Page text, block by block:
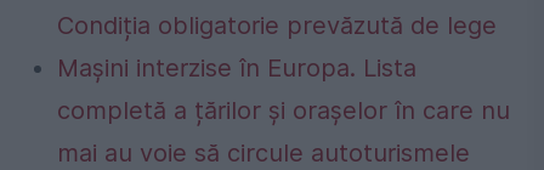
Condiția obligatorie prevăzută de lege
Mașini interzise în Europa. Lista
completă a țărilor și orașelor în care nu
mai au voie să circule autoturismele